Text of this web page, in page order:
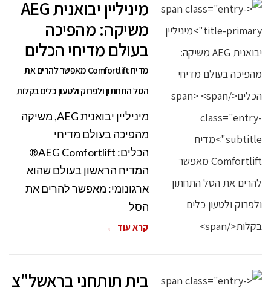
מיניליין יבואנית AEG
משיקה: מהפיכה
בעולם מדיחי הכלים
מדיח Comfortlift מאפשר להרים את
הסל התחתון ולפרוק ולטעון כלים בקלות
מיניליין יבואנית AEG, משיקה
מהפיכה בעולם מדיחי
הכלים: AEG Comfortlift®
המדיח הראשון בעולם שהוא
ארגונומי: מאפשר להרים את
הסל
קרא עוד ←
בית תותחני בראשל"צ